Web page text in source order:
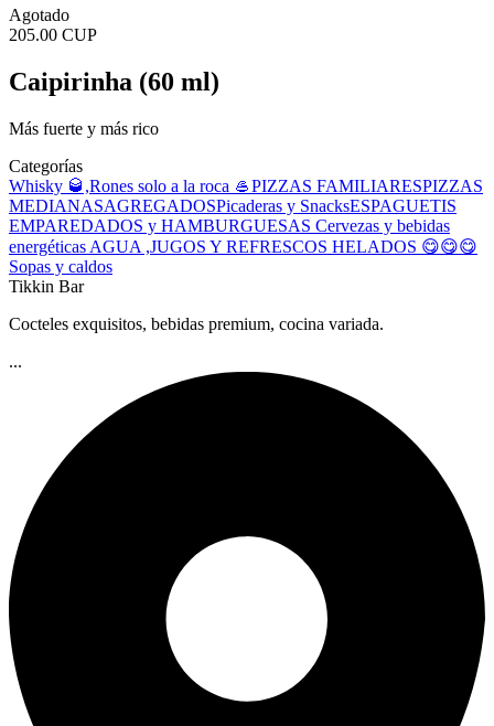
Agotado
205.00 CUP
Caipirinha (60 ml)
Más fuerte y más rico
Categorías
Whisky 🥃,Rones solo a la roca 🥌PIZZAS FAMILIARESPIZZAS
MEDIANASAGREGADOSPicaderas y SnacksESPAGUETIS
EMPAREDADOS y HAMBURGUESAS Cervezas y bebidas
energéticas AGUA ,JUGOS Y REFRESCOS HELADOS 😋😋😋
Sopas y caldos
Tikkin Bar
Cocteles exquisitos, bebidas premium, cocina variada.
...